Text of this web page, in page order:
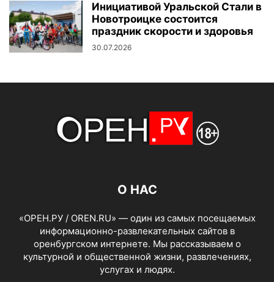
Инициативой Уральской Стали в
Новотроицке состоится
праздник скорости и здоровья
30.07.2026
О НАС
«ОРЕН.РУ / OREN.RU» — один из самых посещаемых
информационно-развлекательных сайтов в
оренбургском интернете. Мы рассказываем о
культурной и общественной жизни, развлечениях,
услугах и людях.